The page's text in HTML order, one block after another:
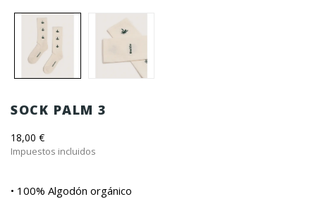
SOCK PALM 3
18,00 €
Impuestos incluidos
• 100% Algodón orgánico